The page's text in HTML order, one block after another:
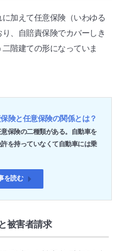
加えて任意保険（いわゆる
、自賠責保険でカバーしき
階建ての形になっていま
険と任意保険の関係とは？
保険の二種類がある。自動車を
を持っていなくて自動車には乗
を読む
被害者請求